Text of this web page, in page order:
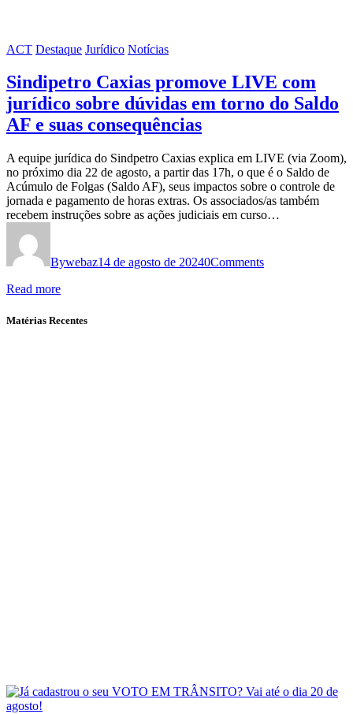
ACT Destaque Jurídico Notícias
Sindipetro Caxias promove LIVE com
jurídico sobre dúvidas em torno do Saldo
AF e suas consequências
A equipe jurídica do Sindpetro Caxias explica em LIVE (via Zoom),
no próximo dia 22 de agosto, a partir das 17h, o que é o Saldo de
Acúmulo de Folgas (Saldo AF), seus impactos sobre o controle de
jornada e pagamento de horas extras. Os associados/as também
recebem instruções sobre as ações judiciais em curso…
Bywebaz14 de agosto de 20240Comments
Read more
Matérias Recentes